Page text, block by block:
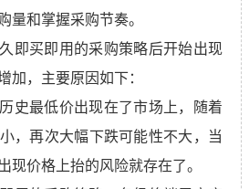
量和掌握采购节奏。
即买即用的采购策略后开始出现
加，主要原因如下：
史最低价出现在了市场上，随着
，再次大幅下跌可能性不大，当
现价格上抬的风险就存在了。